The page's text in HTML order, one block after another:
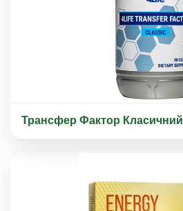
Трансфер Фактор Класичний